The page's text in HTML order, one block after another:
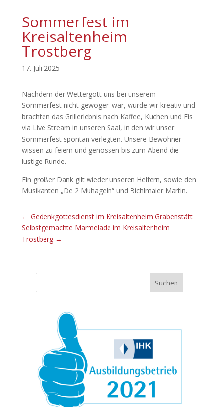
Sommerfest im
Kreisaltenheim
Trostberg
17. Juli 2025
Nachdem der Wettergott uns bei unserem
Sommerfest nicht gewogen war, wurde wir kreativ und
brachten das Grillerlebnis nach Kaffee, Kuchen und Eis
via Live Stream in unseren Saal, in den wir unser
Sommerfest spontan verlegten. Unsere Bewohner
wissen zu feiern und genossen bis zum Abend die
lustige Runde.
Ein großer Dank gilt wieder unseren Helfern, sowie den
Musikanten „De 2 Muhageln“ und Bichlmaier Martin.
← Gedenkgottesdienst im Kreisaltenheim Grabenstätt
Selbstgemachte Marmelade im Kreisaltenheim
Trostberg→
Suchen